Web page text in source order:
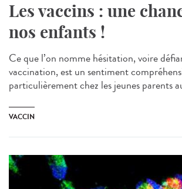
Les vaccins : une
nos enfants !
Ce que l’on nomme hésitation, voire
vaccination, est un sentiment
particulièrement chez les jeunes parents
VACCIN